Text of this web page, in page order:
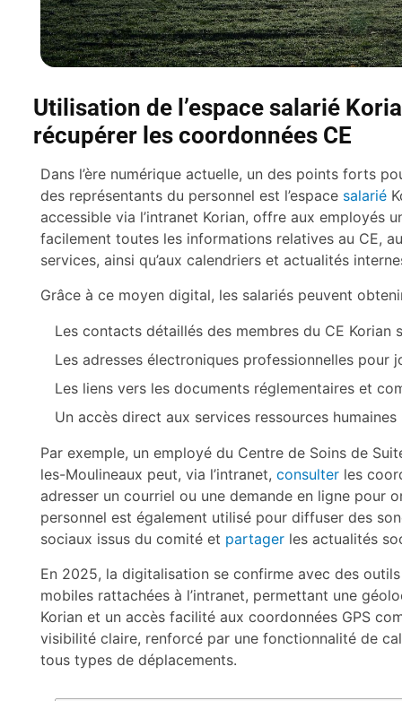
Utilisation de l’espace salarié
récupérer les coordonnées CE
Dans l’ère numérique actuelle, un des points forts
des représentants du personnel est l’espace salarié
accessible via l’intranet Korian, offre aux employés
facilement toutes les informations relatives au CE,
services, ainsi qu’aux calendriers et actualités
Grâce à ce moyen digital, les salariés peuvent
Les contacts détaillés des membres du CE Korian
Les adresses électroniques professionnelles pour
Les liens vers les documents réglementaires et
Un accès direct aux services ressources
Par exemple, un employé du Centre de Soins de
les-Moulineaux peut, via l’intranet, consulter les
adresser un courriel ou une demande en ligne pour
personnel est également utilisé pour diffuser des
sociaux issus du comité et partager les actualités
En 2025, la digitalisation se confirme avec des
mobiles rattachées à l’intranet, permettant une
Korian et un accès facilité aux coordonnées GPS
visibilité claire, renforcé par une fonctionnalité de
tous types de déplacements.